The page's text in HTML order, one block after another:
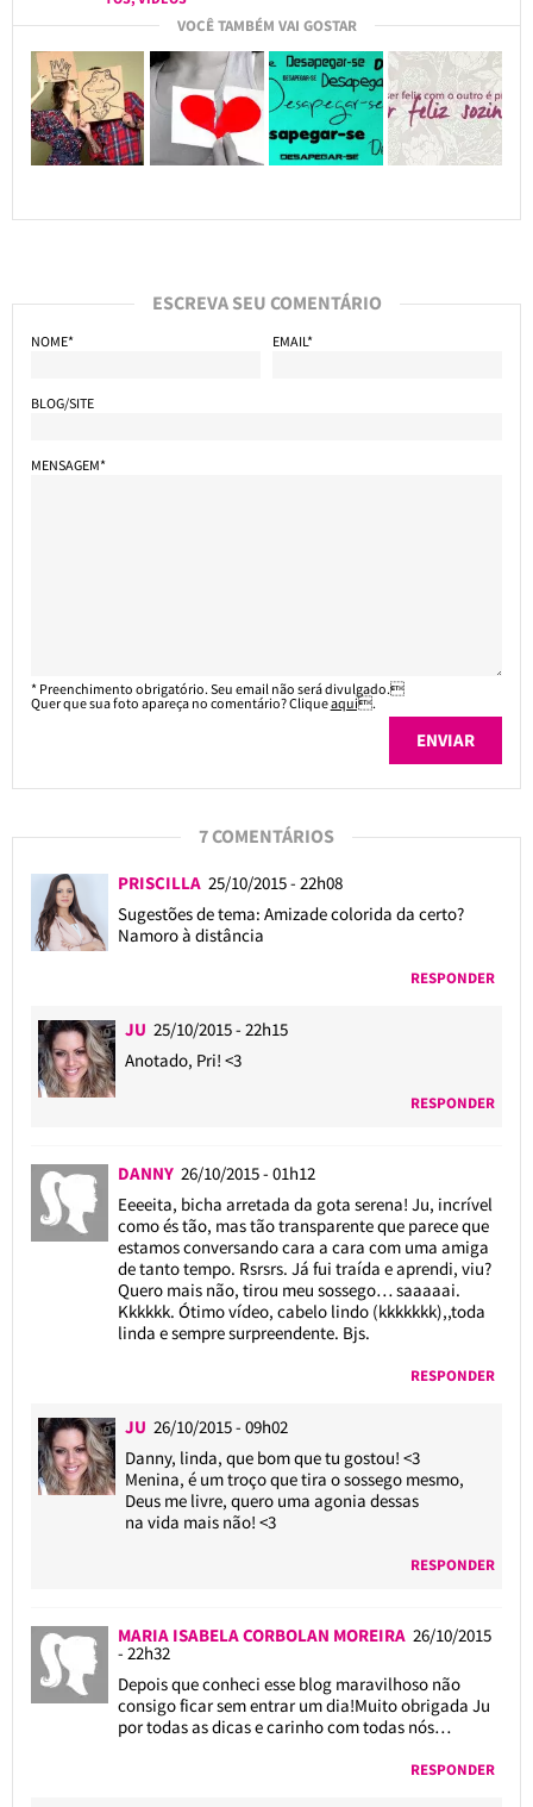
VOCÊ TAMBÉM VAI GOSTAR
ESCREVA SEU COMENTÁRIO
NOME* EMAIL*
BLOG/SITE
MENSAGEM*
* Preenchimento obrigatório. Seu email não será divulgado.
Quer que sua foto apareça no comentário? Cliqueaqui.
7 COMENTÁRIOS
PRISCILLA 25/10/2015 - 22h08
Sugestões de tema: Amizade colorida da certo?
Namoro à distância
RESPONDER
JU 25/10/2015 - 22h15
Anotado, Pri! <3
RESPONDER
DANNY 26/10/2015 - 01h12
Eeeeita, bicha arretada da gota serena! Ju, incrível
como és tão, mas tão transparente que parece que
estamos conversando cara a cara com uma amiga
de tanto tempo. Rsrsrs. Já fui traída e aprendi, viu?
Quero mais não, tirou meu sossego… saaaaai.
Kkkkkk. Ótimo vídeo, cabelo lindo (kkkkkkk),,toda
linda e sempre surpreendente. Bjs.
RESPONDER
JU 26/10/2015 - 09h02
Danny, linda, que bom que tu gostou! <3
Menina, é um troço que tira o sossego mesmo,
Deus me livre, quero uma agonia dessas
na vida mais não! <3
RESPONDER
MARIA ISABELA CORBOLAN MOREIRA 26/10/2015
- 22h32
Depois que conheci esse blog maravilhoso não
consigo ficar sem entrar um dia!Muito obrigada Ju
por todas as dicas e carinho com todas nós…
RESPONDER